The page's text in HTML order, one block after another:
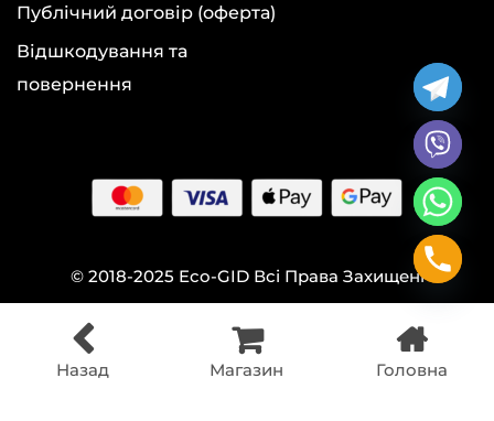
Публічний договір (оферта)
Відшкодування та
повернення
© 2018-2025 Eco-GID Всі Права Захищені
Назад Магазин Головна